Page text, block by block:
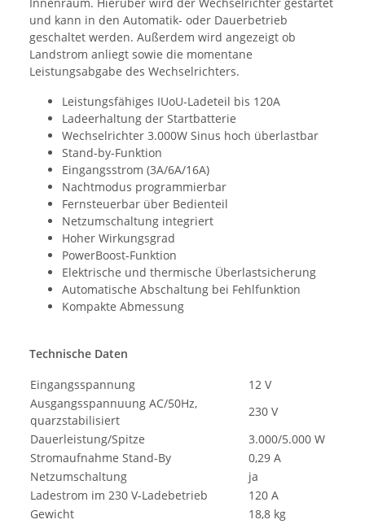
und kann in den Automatik- oder Dauerbetrieb
geschaltet werden. Außerdem wird angezeigt ob
Landstrom anliegt sowie die momentane
Leistungsabgabe des Wechselrichters.
Leistungsfähiges IUoU-Ladeteil bis 120A
Ladeerhaltung der Startbatterie
Wechselrichter 3.000W Sinus hoch überlastbar
Stand-by-Funktion
Eingangsstrom (3A/6A/16A)
Nachtmodus programmierbar
Fernsteuerbar über Bedienteil
Netzumschaltung integriert
Hoher Wirkungsgrad
PowerBoost-Funktion
Elektrische und thermische Überlastsicherung
Automatische Abschaltung bei Fehlfunktion
Kompakte Abmessung
Technische Daten
Eingangsspannung
12 V
Ausgangsspannuung AC/50Hz,
quarzstabilisiert
230 V
Dauerleistung/Spitze
3.000/5.000 W
Stromaufnahme Stand-By
0,29 A
Netzumschaltung
ja
Ladestrom im 230 V-Ladebetrieb
120 A
Gewicht
18,8 kg